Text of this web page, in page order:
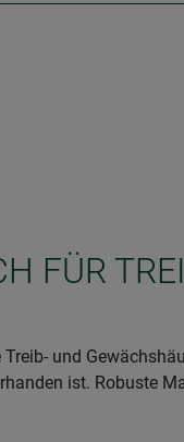
FÜR
und
ist. Robuste